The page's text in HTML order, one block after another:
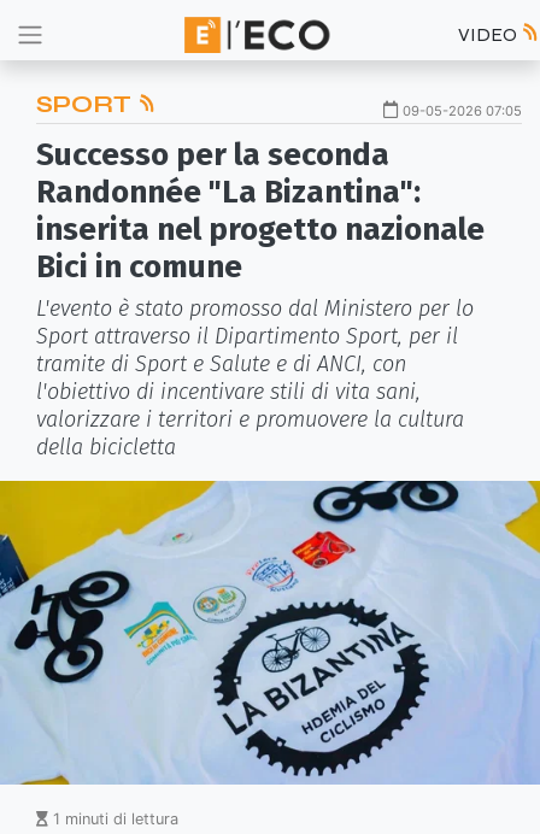
VIDEO
SPORT 09-05-2026 07:05
Successo per la seconda
Randonnée "La Bizantina":
inserita nel progetto nazionale
Bici in comune
L'evento è stato promosso dal Ministero per lo
Sport attraverso il Dipartimento Sport, per il
tramite di Sport e Salute e di ANCI, con
l'obiettivo di incentivare stili di vita sani,
valorizzare i territori e promuovere la cultura
della bicicletta
1 minuti di lettura